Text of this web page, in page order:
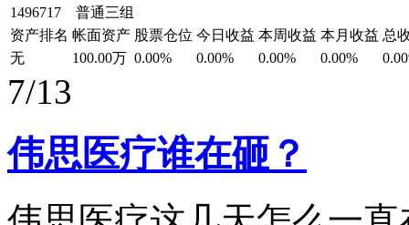
1496717 普通三组
资产排名 帐面资产 股票仓位 今日收益 本周收益 本月收益 总
无
100.00万 0.00% 0.00% 0.00% 0.00%
7/13
伟思医疗谁在砸？